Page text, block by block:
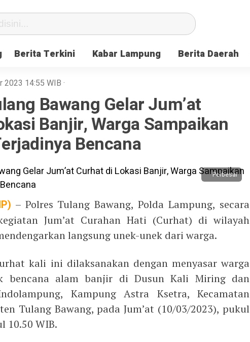
Berita Terkini Kabar Lampung Berita Daerah
2023 14:55 WIB ·
Bawang Gelar Jum’at
Banjir, Warga Sampaikan
Bencana
Perbesar
– Polres Tulang Bawang, Polda Lampung, secara
Jum’at Curahan Hati (Curhat) di wilayah
langsung unek-unek dari warga.
kali ini dilaksanakan dengan menyasar warga
bencana alam banjir di Dusun Kali Miring dan
Kampung Astra Ksetra, Kecamatan
Tulang Bawang, pada Jum’at (10/03/2023), pukul
10.50 WIB.